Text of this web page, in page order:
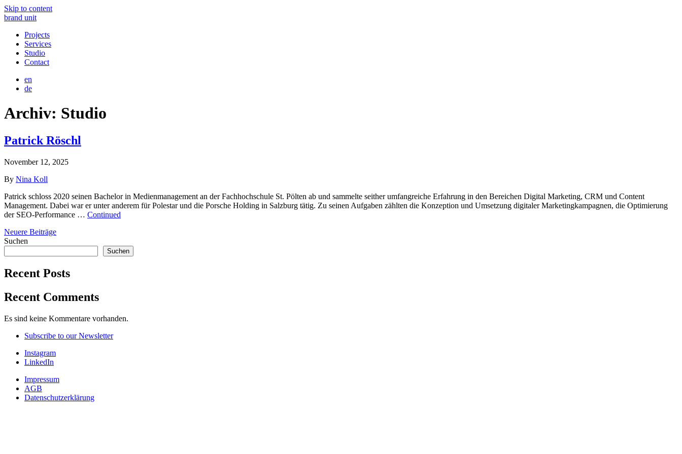
Skip to content
brand unit
Projects
Services
Studio
Contact
en
de
Archiv: Studio
Patrick Röschl
November 12, 2025
By Nina Koll
Patrick schloss 2020 seinen Bachelor in Medienmanagement an der Fachhochschule St. Pölten ab und sammelte seither umfangreiche Erfahrung in den Bereichen Digital Marketing, CRM und Content
Management. Dabei war er unter anderem für Polestar und die Porsche Holding in Salzburg tätig. Zu seinen Aufgaben zählten die Konzeption und Umsetzung digitaler Marketingkampagnen, die Optimierung
der SEO-Performance … Continued
Beitragsnavigation
Neuere Beiträge
Suchen
Suchen
Recent Posts
Recent Comments
Es sind keine Kommentare vorhanden.
Subscribe to our Newsletter
Instagram
LinkedIn
Impressum
AGB
Datenschutzerklärung